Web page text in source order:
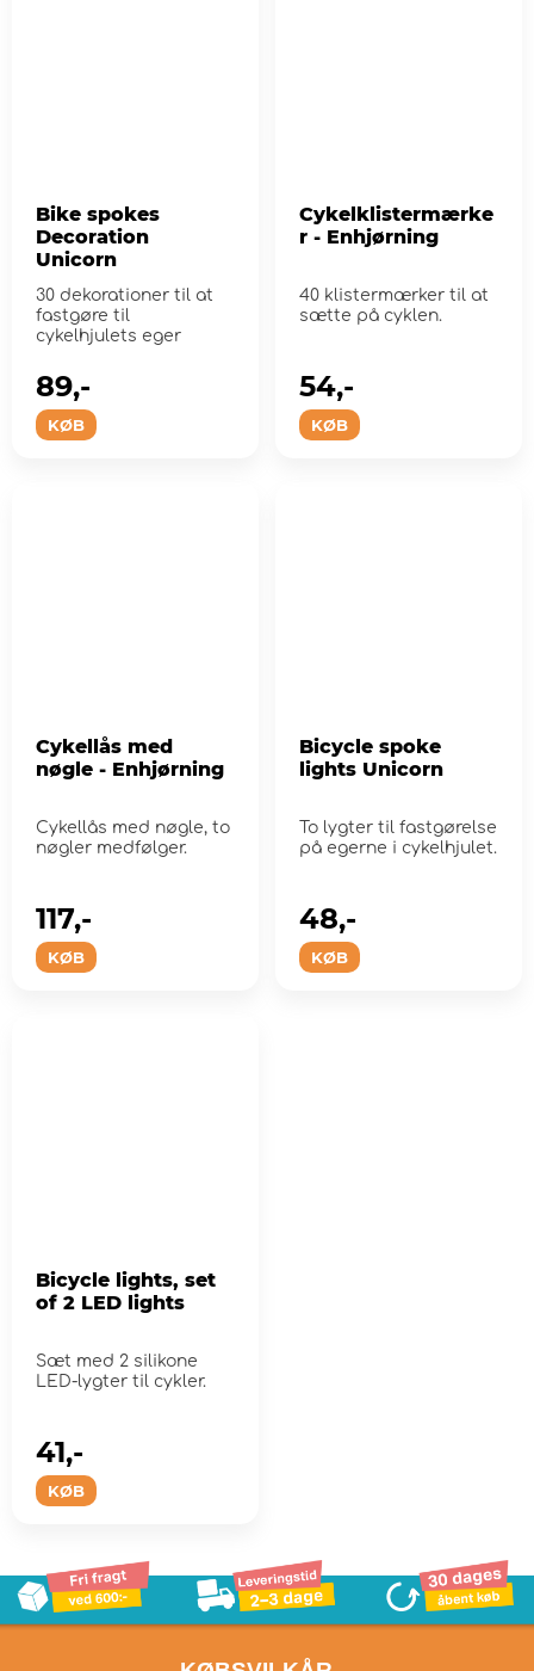
Bike spokes
Decoration
Unicorn
30 dekorationer til at
fastgøre til
cykelhjulets eger
KØB
89,-
Cykelklistermærke
r - Enhjørning
40 klistermærker til at
sætte på cyklen.
KØB
54,-
Cykellås med
nøgle - Enhjørning
Cykellås med nøgle, to
nøgler medfølger.
KØB
117,-
Bicycle spoke
lights Unicorn
To lygter til fastgørelse
på egerne i cykelhjulet.
KØB
48,-
Bicycle lights, set
of 2 LED lights
Sæt med 2 silikone
LED-lygter til cykler.
KØB
41,-